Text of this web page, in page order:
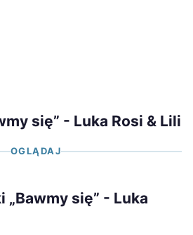
się” - Luka Rosi & Lili
OGLĄDAJ
„Bawmy się” - Luka